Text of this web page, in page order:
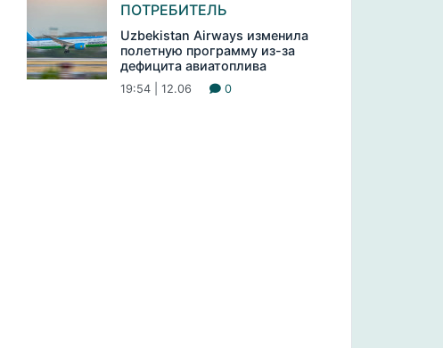
ПОТРЕБИТЕЛЬ
Uzbekistan Airways изменила
полетную программу из-за
дефицита авиатоплива
19:54 | 12.06 0